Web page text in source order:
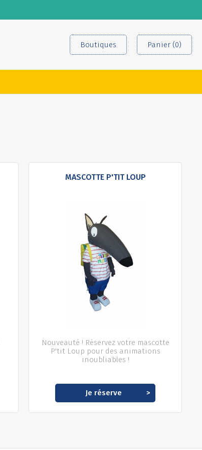
Boutiques Panier (0)
MASCOTTE P'TIT LOUP
Nouveauté ! Réservez votre mascotte
P'tit Loup pour des animations
inoubliables !
Je réserve